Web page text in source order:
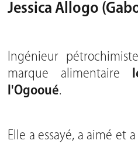
Jessica Allogo
Ingénieur
marque alimentaire
l'Ogooué.
Elle a essayé, a aimé et